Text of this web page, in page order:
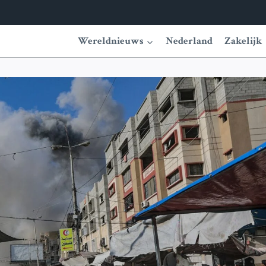
Wereldnieuws Nederland Zakelijk